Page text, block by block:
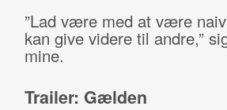
”Lad være med at være
kan give videre til andre,”
mine.
Trailer: Gælden